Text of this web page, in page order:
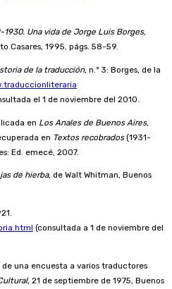
1930. Una vida de Jorge Luis Borges,
Casares, 1995, págs. 58-59.
de la traducción, n.º 3: Borges, de la
el 1 de noviembre del 2010.
en Los Anales de Buenos Aires,
en Textos recobrados(1931-
Ed. emecé, 2007.
de hierba, de Walt Whitman, Buenos
(consultada a 1 de noviembre del
una encuesta a varios traductores
, 21 de septiembre de 1975, Buenos